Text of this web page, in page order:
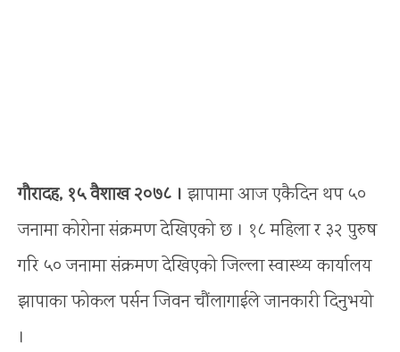
गौरादह, १५ वैशाख २०७८ । झापामा आज एकैदिन थप ५०
जनामा कोरोना संक्रमण देखिएको छ । १८ महिला र ३२ पुरुष
गरि ५० जनामा संक्रमण देखिएको जिल्ला स्वास्थ्य कार्यालय
झापाका फोकल पर्सन जिवन चौंलागाईले जानकारी दिनुभयो
।